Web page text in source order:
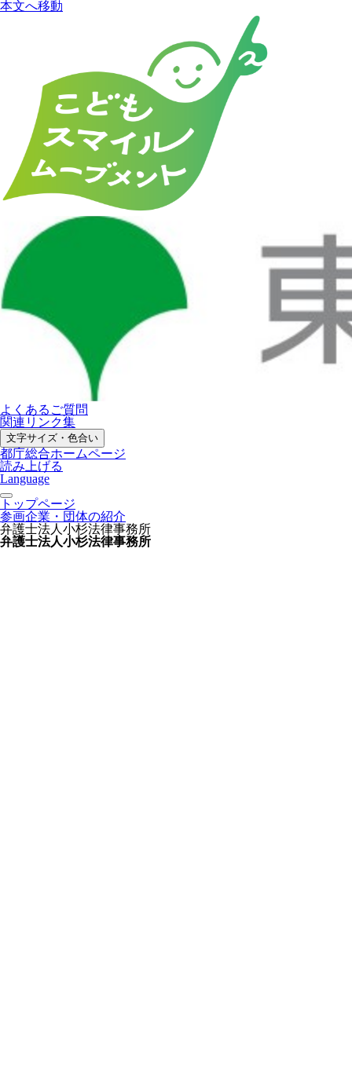
本文へ移動
よくあるご質問
関連リンク集
文字サイズ・色合い
都庁総合ホームページ
読み上げる
Language
トップページ
参画企業・団体の紹介
弁護士法人小杉法律事務所
弁護士法人小杉法律事務所